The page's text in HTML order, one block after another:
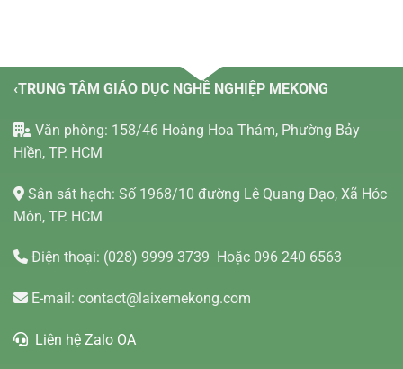
‹TRUNG TÂM GIÁO DỤC NGHỀ NGHIỆP MEKONG
Văn phòng: 158/46 Hoàng Hoa Thám, Phường Bảy
Hiền, TP. HCM
Sân sát hạch: Số 1968/10 đường Lê Quang Đạo, Xã Hóc
Môn, TP. HCM
Điện thoại: (028) 9999 3739 Hoặc 096 240 6563
E-mail: contact@laixemekong.com
Liên hệ Zalo OA